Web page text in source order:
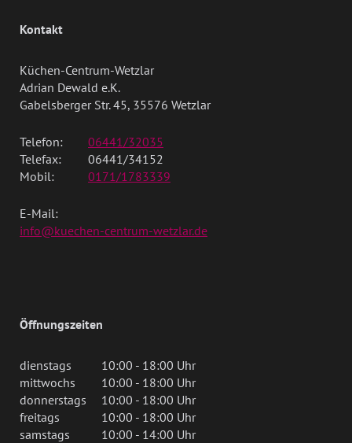
Kontakt
Küchen-Centrum-Wetzlar
Adrian Dewald e.K.
Gabelsberger Str. 45, 35576 Wetzlar
Telefon:
06441/32035
Telefax:
06441/34152
Mobil:
0171/1783339
E-Mail:
info@kuechen-centrum-wetzlar.de
Öffnungszeiten
dienstags
10:00 - 18:00 Uhr
mittwochs
10:00 - 18:00 Uhr
donnerstags
10:00 - 18:00 Uhr
freitags
10:00 - 18:00 Uhr
samstags
10:00 - 14:00 Uhr